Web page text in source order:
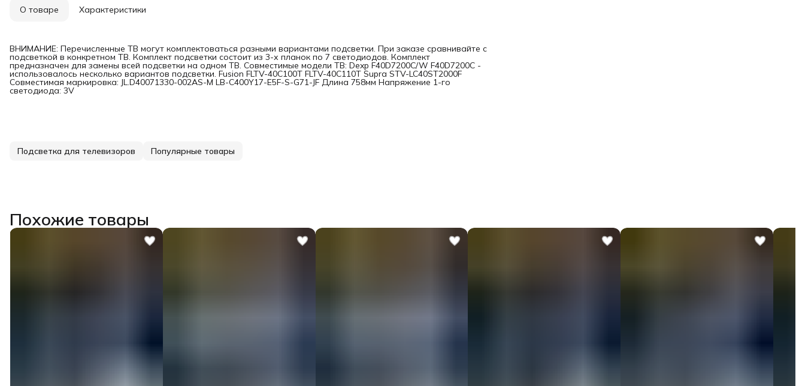
О товаре Характеристики
ВНИМАНИЕ: Перечисленные ТВ могут комплектоваться разными вариантами подсветки. При заказе сравнивайте с
подсветкой в конкретном ТВ. Комплект подсветки состоит из 3-х планок по 7 светодиодов. Комплект
предназначен для замены всей подсветки на одном ТВ. Совместимые модели ТВ: Dexp F40D7200C/W F40D7200C -
использовалось несколько вариантов подсветки. Fusion FLTV-40C100T FLTV-40C110T Supra STV-LC40ST2000F
Совместимая маркировка: JL.D40071330-002AS-M LB-C400Y17-E5F-S-G71-JF Длина 758мм Напряжение 1-го
светодиода: 3V
Подсветка для телевизоров Популярные товары
Похожие товары